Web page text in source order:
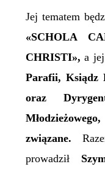
Jej tematem
«SCHOLA
CHRISTI»,a
Parafii, Ksiądz
oraz
związane.
prowadził